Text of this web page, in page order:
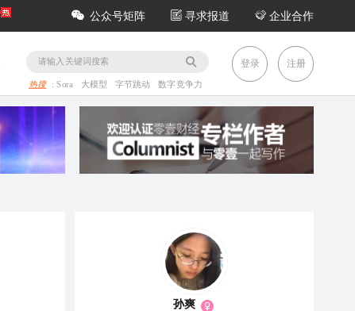
公众号矩阵 寻求报道 企业合作
热搜 :Sora 大模型 字节跳动 数字竞争力
登录 注册
孙爽